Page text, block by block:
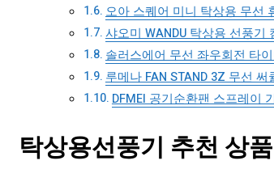
오아 스퀘어 미니 탁상용 무선
샤오미 WANDU 탁상용 선풍
솔러스에어 무선 좌우회전 타
루메나 FAN STAND 3Z 무선
DFMEI 공기순환팬 스프레이
탁상용선풍기 추천 상